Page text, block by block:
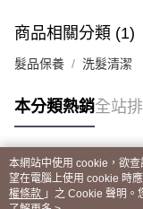
商品相關分類 (1)
髮品保養 洗髮清潔
本分類熱銷全站
熱門標籤
本網站中使用 cookie，欲查
望在電腦上使用 cookie 時
權條款 」之 Cookie 聲明。